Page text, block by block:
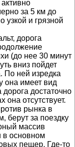
за 5 км до
узкой и грязной
дорога
(до нее 30 минут
вниз пойдет
По ней изредка
она имеет вид
дорога достаточно
она отсутствует.
рынка в
берут за поездку
массив
в основном
пещер. Где-то